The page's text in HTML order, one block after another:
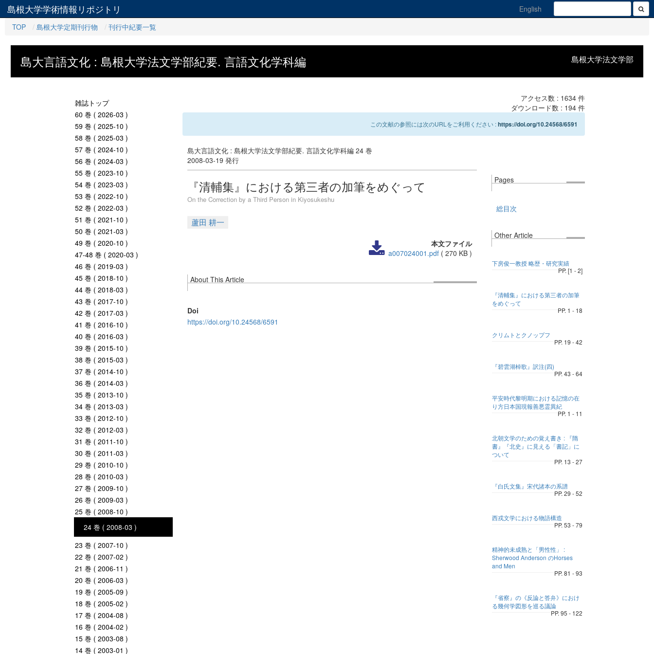
島根大学学術情報リポジトリ
English
TOP
島根大学定期刊行物 刊行中紀要一覧
島根大学法文学部
島大言語文化 : 島根大学法文学部紀要. 言語文化学科編
雑誌トップ
60 巻 ( 2026-03 )
59 巻 ( 2025-10 )
58 巻 ( 2025-03 )
57 巻 ( 2024-10 )
56 巻 ( 2024-03 )
55 巻 ( 2023-10 )
54 巻 ( 2023-03 )
53 巻 ( 2022-10 )
52 巻 ( 2022-03 )
51 巻 ( 2021-10 )
50 巻 ( 2021-03 )
49 巻 ( 2020-10 )
47-48 巻 ( 2020-03 )
46 巻 ( 2019-03 )
45 巻 ( 2018-10 )
44 巻 ( 2018-03 )
43 巻 ( 2017-10 )
42 巻 ( 2017-03 )
41 巻 ( 2016-10 )
40 巻 ( 2016-03 )
39 巻 ( 2015-10 )
38 巻 ( 2015-03 )
37 巻 ( 2014-10 )
36 巻 ( 2014-03 )
35 巻 ( 2013-10 )
34 巻 ( 2013-03 )
33 巻 ( 2012-10 )
32 巻 ( 2012-03 )
31 巻 ( 2011-10 )
30 巻 ( 2011-03 )
29 巻 ( 2010-10 )
28 巻 ( 2010-03 )
27 巻 ( 2009-10 )
26 巻 ( 2009-03 )
25 巻 ( 2008-10 )
24 巻 ( 2008-03 )
23 巻 ( 2007-10 )
22 巻 ( 2007-02 )
21 巻 ( 2006-11 )
20 巻 ( 2006-03 )
19 巻 ( 2005-09 )
18 巻 ( 2005-02 )
17 巻 ( 2004-08 )
16 巻 ( 2004-02 )
15 巻 ( 2003-08 )
14 巻 ( 2003-01 )
アクセス数 : 1634件
ダウンロード数 : 194件
この文献の参照には次のURLをご利用ください :https://doi.org/10.24568/6591
島大言語文化 : 島根大学法文学部紀要. 言語文化学科編 24 巻
2008-03-19 発行
『清輔集』における第三者の加筆をめぐって
On the Correction by a Third Person in Kiyosukeshu
蘆田 耕一
本文ファイル
a007024001.pdf (270 KB )
About This Article
Doi
https://doi.org/10.24568/6591
Pages
総目次
Other Article
下房俊一教授 略歴・研究実績
PP. [1 - 2]
『清輔集』における第三者の加筆
をめぐって
PP. 1 - 18
クリムトとクノップフ
PP. 19 - 42
『碧雲湖棹歌』訳注(四)
PP. 43 - 64
平安時代黎明期における記憶の在
り方日本国現報善悪霊異紀
PP. 1 - 11
北朝文学のための覚え書き : 『隋
書』『北史』に見える「書記」に
ついて
PP. 13 - 27
『白氏文集』宋代諸本の系譜
PP. 29 - 52
西戎文学における物語構造
PP. 53 - 79
精神的未成熟と「男性性」 :
Sherwood Anderson のHorses
and Men
PP. 81 - 93
『省察』の《反論と答弁》におけ
る幾何学図形を巡る議論
PP. 95 - 122